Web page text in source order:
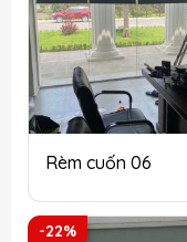
Rèm cuốn 06
-22%